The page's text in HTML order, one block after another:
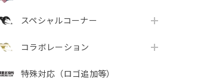
スペシャルコーナー
コラボレーション
特殊対応（ロゴ追加等）